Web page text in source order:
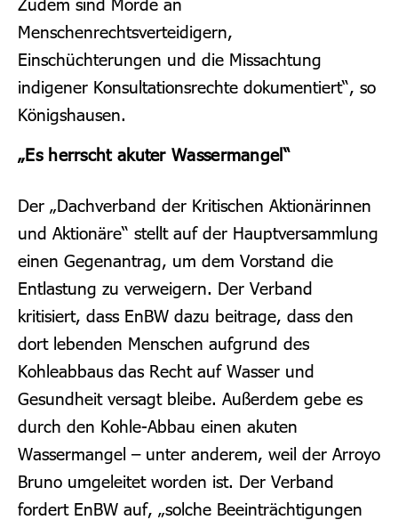
Menschenrechtsverteidigern,
Einschüchterungen und die Missachtung
indigener Konsultationsrechte dokumentiert“, so
Königshausen.
„Es herrscht akuter Wassermangel“
Der „Dachverband der Kritischen Aktionärinnen
und Aktionäre“ stellt auf der Hauptversammlung
einen Gegenantrag, um dem Vorstand die
Entlastung zu verweigern. Der Verband
kritisiert, dass EnBW dazu beitrage, dass den
dort lebenden Menschen aufgrund des
Kohleabbaus das Recht auf Wasser und
Gesundheit versagt bleibe. Außerdem gebe es
durch den Kohle-Abbau einen akuten
Wassermangel – unter anderem, weil der Arroyo
Bruno umgeleitet worden ist. Der Verband
fordert EnBW auf, „solche Beeinträchtigungen